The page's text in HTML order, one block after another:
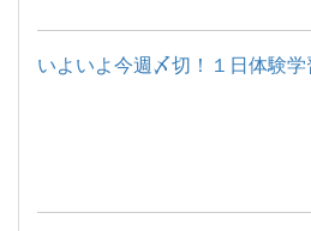
いよいよ今週〆切！１日体験学